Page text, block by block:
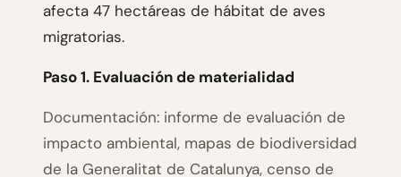
afecta 47 hectáreas de hábitat de aves
migratorias.
Paso 1. Evaluación de materialidad
Documentación: informe de evaluación de
impacto ambiental, mapas de biodiversidad
de la Generalitat de Catalunya, censo de